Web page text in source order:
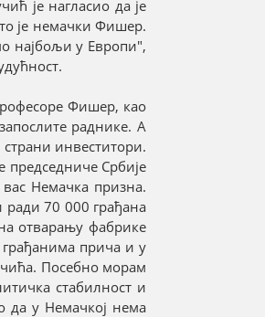
је нагласио да је
је немачки Фишер.
најбољи у Европи",
Фишер, као
раднике. А
инвеститори.
председниче Србије
Немачка призна.
ради 70 000 грађана
отварању фабрике
прича и у
Посебно морам
стабилност и
да у Немачкој нема